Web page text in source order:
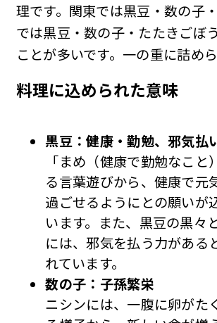
理です。関東では黒豆・数の子
では黒豆・数の子・たたきごぼ
ことが多いです。一の重に詰めら
料理に込められた意味
黒豆：健康・勤勉、邪気払
「まめ（健康で勤勉なこと
る言葉遊びから、健康で元
過ごせるようにとの願いが
います。また、黒豆の黒々
には、邪気を払う力がある
れています。
数の子：子孫繁栄
ニシンには、一腹に卵がた